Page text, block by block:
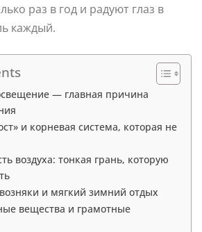
раз в год и радуют глаз в
каждый.
— главная причина
и корневая система, которая не
воздуха: тонкая грань, которую
и мягкий зимний отдых
вещества и грамотные